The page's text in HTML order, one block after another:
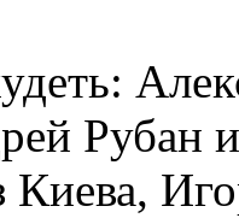
Рубан
Киева,